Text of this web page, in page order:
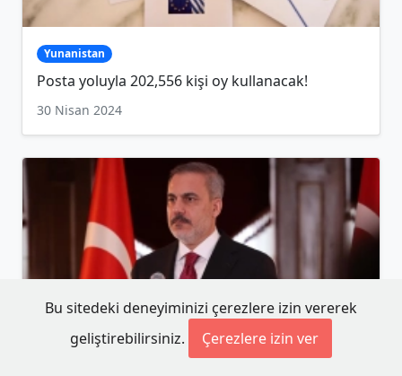
Yunanistan
Posta yoluyla 202,556 kişi oy kullanacak!
30 Nisan 2024
Bu sitedeki deneyiminizi çerezlere izin vererek
geliştirebilirsiniz.
Çerezlere izin ver